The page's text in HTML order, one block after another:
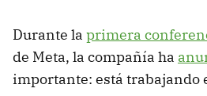
Durante la primera
de Meta, la compañía ha
importante: está trabajando